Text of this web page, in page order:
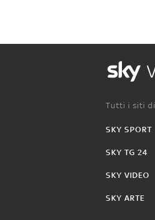
Tutti i siti di
SKY SPORT
SKY TG 24
SKY VIDEO
SKY ARTE